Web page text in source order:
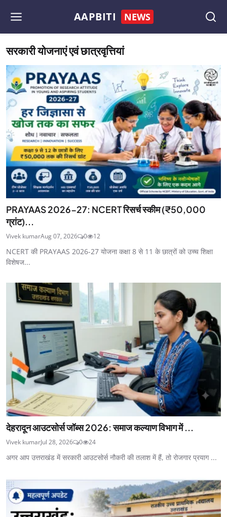
AAPBITI NEWS
सरकारी योजनाएं एवं छात्रवृत्तियां
PRAYAAS 2026-27: NCERT रिसर्च स्कीम (₹50,000
ग्रांट)...
Vivek kumarAug 07, 2026 0 12
NCERT की PRAYAAS 2026-27 योजना कक्षा 8 से 11 के छात्रों को उच्च शिक्षा
विशेषज...
देहरादून आउटसोर्स जॉब्स 2026: समाज कल्याण विभाग में ...
Vivek kumarJul 28, 2026 0 24
अगर आप उत्तराखंड में सरकारी आउटसोर्स नौकरी की तलाश में हैं, तो रोजगार प्रयाग ...